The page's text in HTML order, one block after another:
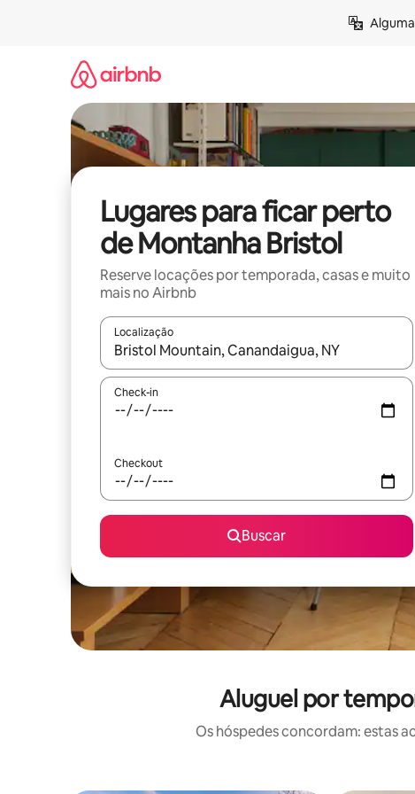
Lugares para ficar perto
de Montanha Bristol
Reserve locações por temporada, casas e muito
mais no Airbnb
Localização
Quando os resultados estiverem disponíveis,
Check-in
Checkout
Buscar
Aluguel por
Os hóspedes concordam: estas